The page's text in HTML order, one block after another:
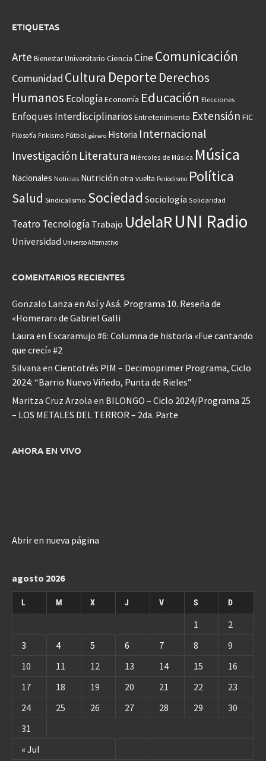
ETIQUETAS
Arte Bienestar Universitario Ciencia CineComunicación
Comunidad Cultura Deporte Derechos
Humanos EcologíaEconomía Educación Elecciones
Enfoques Interdisciplinarios Entretenimiento Extensión FIC
Filosofía Frikismo Fútbol género Historia Internacional
Investigación Literatura Miércoles de Música Música
Nacionales Noticias Nutrición otra vuelta Periodismo Política
Salud Sindicalismo Sociedad Sociología Solidaridad
Teatro Tecnología Trabajo UdelaR UNI Radio
Universidad Universo Alternativo
COMENTARIOS RECIENTES
Gonzalo Lanza en Así y Asá. Programa 10. Reseña de
«Homerar» de Gabriel Galli
Laura en Escaramujo #6: Columna de historia «Fue cantando
que crecí» #2
Silvana en Cientotrés PIM – Decimoprimer Programa, Ciclo
2024: “Barrio Nuevo Viñedo, Punta de Rieles”
Maritza Cruz Arzola en BILONGO – Ciclo 2024/Programa 25
– LOS METALES DEL TERROR – 2da. Parte
AHORA EN VIVO
Abrir en nueva página
agosto 2026
L M X J V S D
« Jul
1
2
3
4 5 6 7 8
9
10
11 12 13 14 15
16
17
18 19 20 21 22
23
24
25 26 27 28 29
30
31